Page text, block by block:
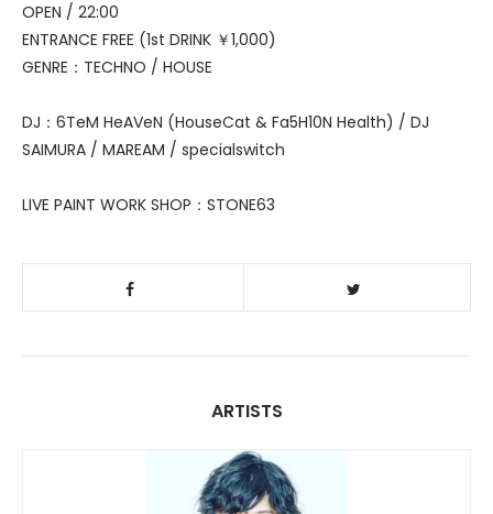
OPEN / 22:00
ENTRANCE FREE (1st DRINK ￥1,000)
GENRE：TECHNO / HOUSE
DJ：6TeM HeAVeN (HouseCat & Fa5H10N Health) / DJ
SAIMURA / MAREAM / specialswitch
LIVE PAINT WORK SHOP：STONE63
ARTISTS